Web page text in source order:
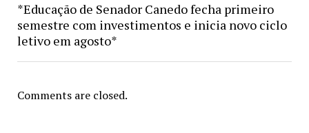
*Educação de Senador Canedo fecha primeiro
semestre com investimentos e inicia novo ciclo
letivo em agosto*
Comments are closed.